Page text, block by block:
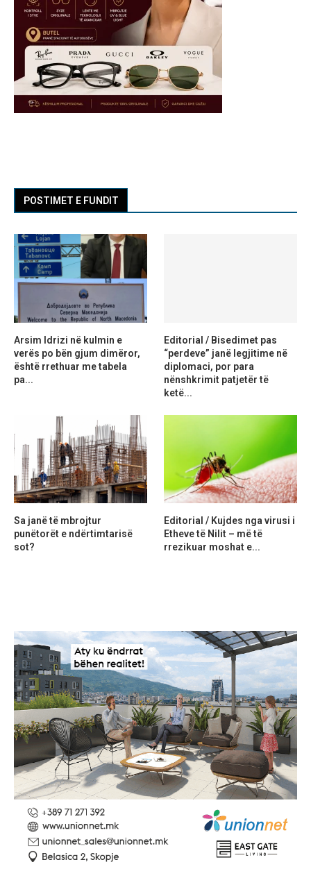
POSTIMET E FUNDIT
Arsim Idrizi në kulmin e
verës po bën gjum dimëror,
është rrethuar me tabela
pa...
Editorial / Bisedimet pas
“perdeve” janë legjitime në
diplomaci, por para
nënshkrimit patjetër të
ketë...
Sa janë të mbrojtur
punëtorët e ndërtimtarisë
sot?
Editorial / Kujdes nga virusi i
Etheve të Nilit – më të
rrezikuar moshat e...